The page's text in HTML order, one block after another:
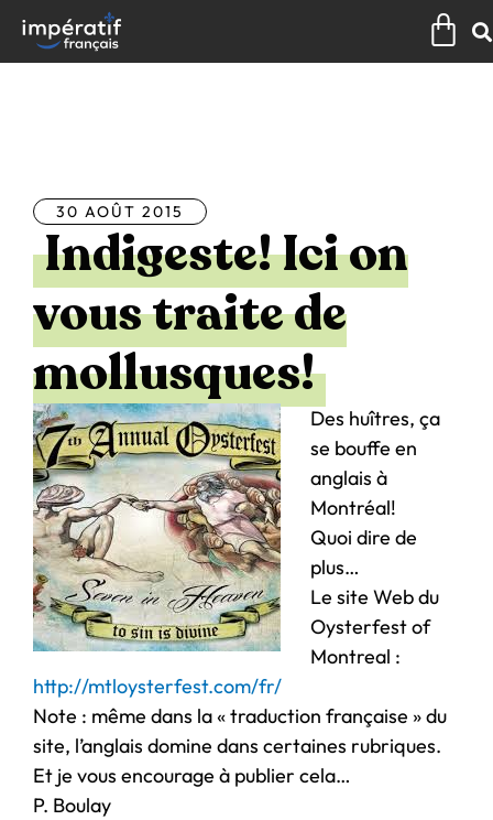
contenu
30 AOÛT 2015
Indigeste! Ici on
vous traite de
mollusques!
Des huîtres, ça
se bouffe en
anglais à
Montréal!
Quoi dire de
plus…
Le site Web du
Oysterfest of
Montreal :
http://mtloysterfest.com/fr/
Note : même dans la « traduction française » du
site, l’anglais domine dans certaines rubriques.
Et je vous encourage à publier cela…
P. Boulay